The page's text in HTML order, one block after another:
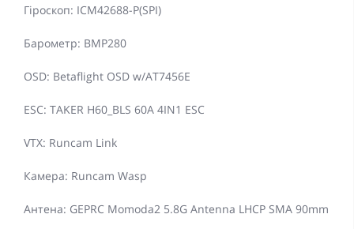
Гіроскоп: ICM42688-P(SPI)
Барометр: BMP280
OSD: Betaflight OSD w/AT7456E
ESC: TAKER H60_BLS 60A 4IN1 ESC
VTX: Runcam Link
Камера: Runcam Wasp
Антена: GEPRC Momoda2 5.8G Antenna LHCP SMA 90mm